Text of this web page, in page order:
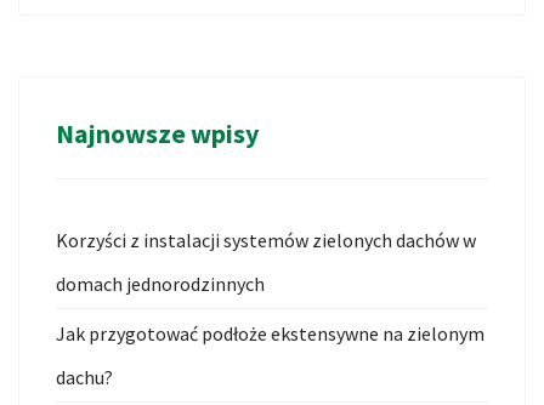
Najnowsze wpisy
Korzyści z instalacji systemów zielonych dachów w
domach jednorodzinnych
Jak przygotować podłoże ekstensywne na zielonym
dachu?